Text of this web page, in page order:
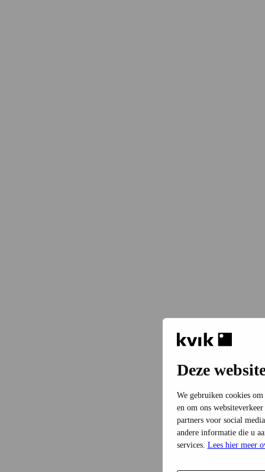
Deze
We gebruiken cookies
en om ons
partners voor social
andere informatie die u
services. Lees hier meer